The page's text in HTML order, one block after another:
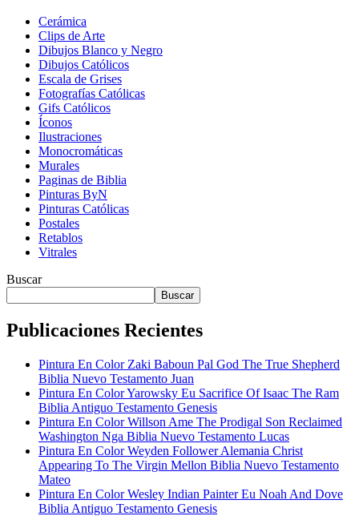
Cerámica
Clips de Arte
Dibujos Blanco y Negro
Dibujos Católicos
Escala de Grises
Fotografías Católicas
Gifs Católicos
Íconos
Ilustraciones
Monocromáticas
Murales
Paginas de Biblia
Pinturas ByN
Pinturas Católicas
Postales
Retablos
Vitrales
Buscar
Buscar
Publicaciones Recientes
Pintura En Color Zaki Baboun Pal God The True Shepherd
Biblia Nuevo Testamento Juan
Pintura En Color Yarowsky Eu Sacrifice Of Isaac The Ram
Biblia Antiguo Testamento Genesis
Pintura En Color Willson Ame The Prodigal Son Reclaimed
Washington Nga Biblia Nuevo Testamento Lucas
Pintura En Color Weyden Follower Alemania Christ
Appearing To The Virgin Mellon Biblia Nuevo Testamento
Mateo
Pintura En Color Wesley Indian Painter Eu Noah And Dove
Biblia Antiguo Testamento Genesis